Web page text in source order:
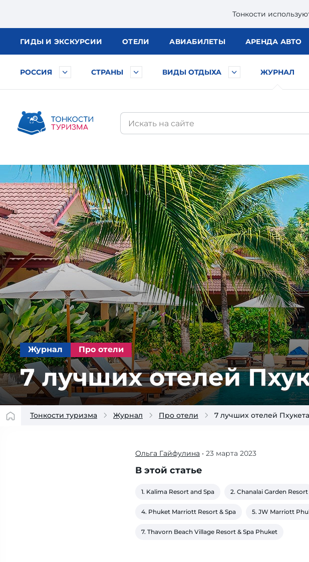
Тонкости
ГИДЫ И ЭКСКУРСИИ ОТЕЛИ АВИАБИЛЕТЫ АРЕНДА АВТО
РОССИЯ СТРАНЫ ВИДЫ ОТДЫХА ЖУРНАЛ
Журнал Про отели
7 лучших отелей
Тонкости туризма Журнал Про отели 7 лучших отелей Пхукета
На
Пхукете
хватает
хочется
Ольга Гайфулина • 23 марта 2023
В этой статье
1. Kalima Resort and Spa 2. Chanalai Garden Resort
4. Phuket Marriott Resort & Spa 5. JW Marriott
7. Thavorn Beach Village Resort & Spa Phuket